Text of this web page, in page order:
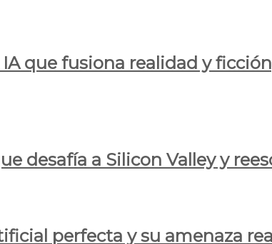
que fusiona realidad y
desafía a Silicon Valley y
perfecta y su amenaza